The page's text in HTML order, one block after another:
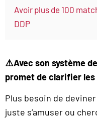
Avoir plus de 100
DDP
⚠️Avec son système
promet de clarifier
Plus besoin de
juste s’amuser ou